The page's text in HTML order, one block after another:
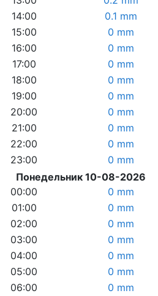
14:00
0.1 mm
15:00
0 mm
16:00
0 mm
17:00
0 mm
18:00
0 mm
19:00
0 mm
20:00
0 mm
21:00
0 mm
22:00
0 mm
23:00
0 mm
Понедельник 10-08-2026
00:00
0 mm
01:00
0 mm
02:00
0 mm
03:00
0 mm
04:00
0 mm
05:00
0 mm
06:00
0 mm